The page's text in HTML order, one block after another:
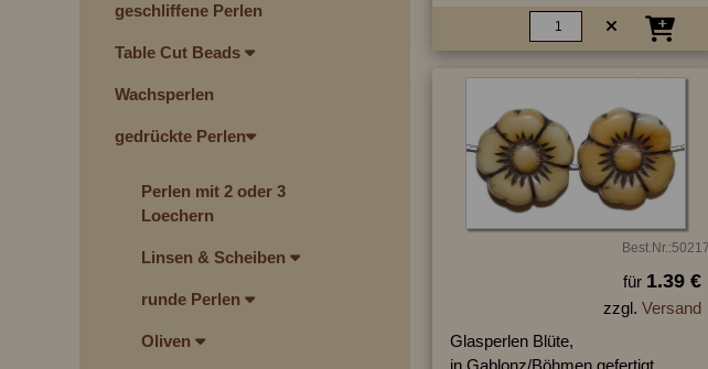
geschliffene Perlen
Table Cut Beads
Wachsperlen
gedrückte Perlen
Perlen mit 2 oder 3
Loechern
Linsen & Scheiben
runde Perlen
Oliven
Best.Nr.:50217
für 1.39 €
zzgl. Versand
Glasperlen Blüte,
in Gablonz/Böhmen gefertigt,